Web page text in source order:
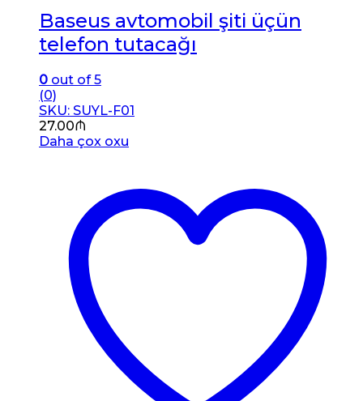
Baseus avtomobil şiti üçün
telefon tutacağı
0 out of 5
(0)
SKU: SUYL-F01
27.00₼
Daha çox oxu